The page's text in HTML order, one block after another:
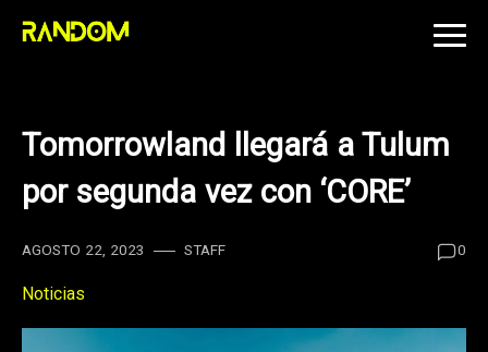
Skip
Tomorrowland llegará a Tulum
por segunda vez con ‘CORE’
AGOSTO 22, 2023 STAFF 0
Noticias